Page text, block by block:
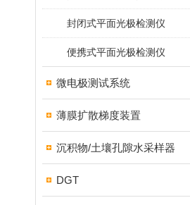
封闭式平面光极检测仪
便携式平面光极检测仪
微电极测试系统
薄膜扩散梯度装置
沉积物/土壤孔隙水采样器
DGT